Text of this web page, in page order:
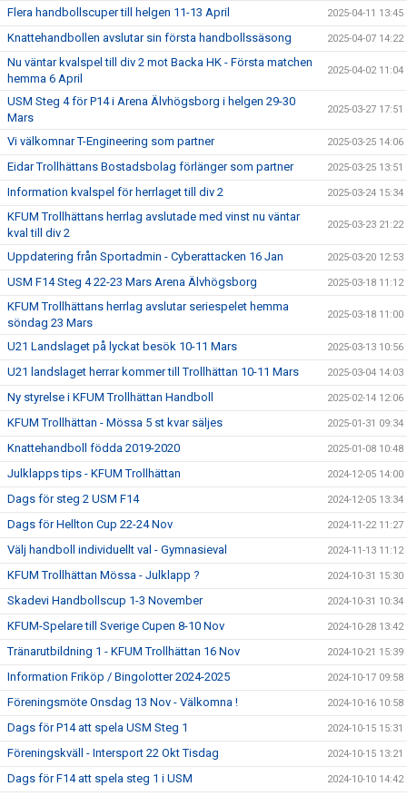
Flera handbollscuper till helgen 11-13 April 2025-04-11 13:45
Knattehandbollen avslutar sin första handbollssäsong 2025-04-07 14:22
Nu väntar kvalspel till div 2 mot Backa HK - Första matchen
hemma 6 April
2025-04-02 11:04
USM Steg 4 för P14 i Arena Älvhögsborg i helgen 29-30
Mars
2025-03-27 17:51
Vi välkomnar T-Engineering som partner 2025-03-25 14:06
Eidar Trollhättans Bostadsbolag förlänger som partner 2025-03-25 13:51
Information kvalspel för herrlaget till div 2 2025-03-24 15:34
KFUM Trollhättans herrlag avslutade med vinst nu väntar
kval till div 2
2025-03-23 21:22
Uppdatering från Sportadmin - Cyberattacken 16 Jan 2025-03-20 12:53
USM F14 Steg 4 22-23 Mars Arena Älvhögsborg 2025-03-18 11:12
KFUM Trollhättans herrlag avslutar seriespelet hemma
söndag 23 Mars
2025-03-18 11:00
U21 Landslaget på lyckat besök 10-11 Mars 2025-03-13 10:56
U21 landslaget herrar kommer till Trollhättan 10-11 Mars 2025-03-04 14:03
Ny styrelse i KFUM Trollhättan Handboll 2025-02-14 12:06
KFUM Trollhättan - Mössa 5 st kvar säljes 2025-01-31 09:34
Knattehandboll födda 2019-2020 2025-01-08 10:48
Julklapps tips - KFUM Trollhättan 2024-12-05 14:00
Dags för steg 2 USM F14 2024-12-05 13:34
Dags för Hellton Cup 22-24 Nov 2024-11-22 11:27
Välj handboll individuellt val - Gymnasieval 2024-11-13 11:12
KFUM Trollhättan Mössa - Julklapp ? 2024-10-31 15:30
Skadevi Handbollscup 1-3 November 2024-10-31 10:34
KFUM-Spelare till Sverige Cupen 8-10 Nov 2024-10-28 13:42
Tränarutbildning 1 - KFUM Trollhättan 16 Nov 2024-10-21 15:39
Information Friköp / Bingolotter 2024-2025 2024-10-17 09:58
Föreningsmöte Onsdag 13 Nov - Välkomna ! 2024-10-16 10:58
Dags för P14 att spela USM Steg 1 2024-10-15 15:31
Föreningskväll - Intersport 22 Okt Tisdag 2024-10-15 13:21
Dags för F14 att spela steg 1 i USM 2024-10-10 14:42